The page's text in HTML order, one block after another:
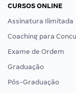
CURSOS ONLINE
Assinatura Ilimitada
Coaching para
Exame de Ordem
Graduação
Pós-Graduação